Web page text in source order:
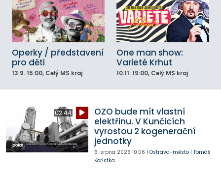
Operky / představení
pro děti
13.9. 15:00, Celý MS kraj
One man show:
Varieté Krhut
10.11. 19:00, Celý MS kraj
02:44
OZO bude mít vlastní
elektřinu. V Kunčicích
vyrostou 2 kogenerační
jednotky
6. srpna 2026 10:06 | Ostrava-město| Tomáš
Kořistka